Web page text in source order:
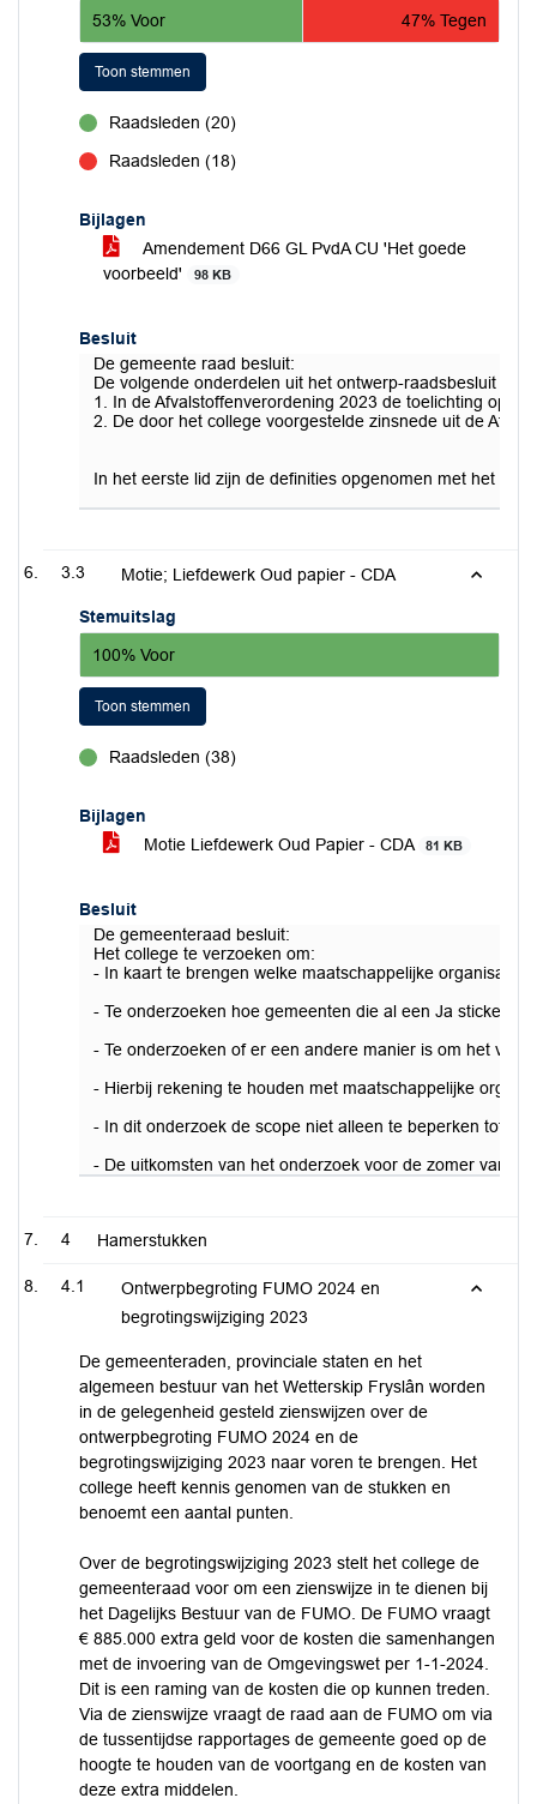
53% Voor
47% Tegen
Toon stemmen
Raadsleden (20)
Raadsleden (18)
Bijlagen
Amendement D66 GL PvdA CU 'Het goede
voorbeeld'
98 KB
Besluit
De gemeente raad besluit:
De volgende onderdelen uit het ontwerp-raadsbesluit als
1. In de Afvalstoffenverordening 2023 de toelichting op
2. De door het college voorgestelde zinsnede uit de
In het eerste lid zijn de definities opgenomen met het
3.3 Motie; Liefdewerk Oud papier - CDA
Stemuitslag
100% Voor
Toon stemmen
Raadsleden (38)
Bijlagen
Motie Liefdewerk Oud Papier - CDA
81 KB
Besluit
De gemeenteraad besluit:
Het college te verzoeken om:
- In kaart te brengen welke maatschappelijke
- Te onderzoeken hoe gemeenten die al een Ja sticker
- Te onderzoeken of er een andere manier is om het
- Hierbij rekening te houden met maatschappelijke
- In dit onderzoek de scope niet alleen te beperken tot
- De uitkomsten van het onderzoek voor de zomer van
4 Hamerstukken
4.1
Ontwerpbegroting FUMO 2024 en
begrotingswijziging 2023
De gemeenteraden, provinciale staten en het
algemeen bestuur van het Wetterskip Fryslân worden
in de gelegenheid gesteld zienswijzen over de
ontwerpbegroting FUMO 2024 en de
begrotingswijziging 2023 naar voren te brengen. Het
college heeft kennis genomen van de stukken en
benoemt een aantal punten.
Over de begrotingswijziging 2023 stelt het college de
gemeenteraad voor om een zienswijze in te dienen bij
het Dagelijks Bestuur van de FUMO. De FUMO vraagt
€ 885.000 extra geld voor de kosten die samenhangen
met de invoering van de Omgevingswet per 1-1-2024.
Dit is een raming van de kosten die op kunnen treden.
Via de zienswijze vraagt de raad aan de FUMO om via
de tussentijdse rapportages de gemeente goed op de
hoogte te houden van de voortgang en de kosten van
deze extra middelen.